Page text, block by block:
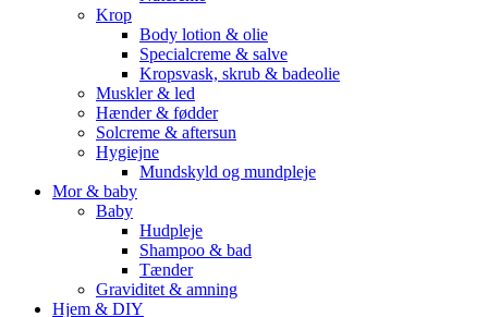
Krop
Body lotion & olie
Specialcreme & salve
Kropsvask, skrub & badeolie
Muskler & led
Hænder & fødder
Solcreme & aftersun
Hygiejne
Mundskyld og mundpleje
Mor & baby
Baby
Hudpleje
Shampoo & bad
Tænder
Graviditet & amning
Hjem & DIY